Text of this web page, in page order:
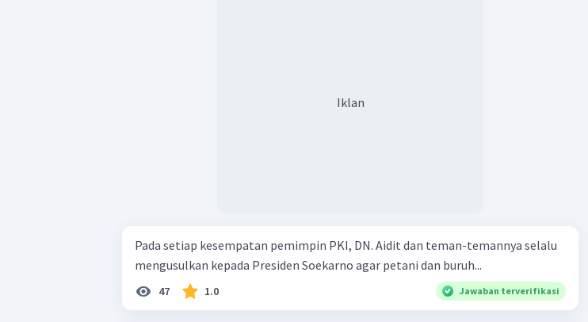
Iklan
Pada setiap kesempatan pemimpin PKI, DN. Aidit dan teman-temannya selalu
mengusulkan kepada Presiden Soekarno agar petani dan buruh...
47 1.0 Jawaban terverifikasi